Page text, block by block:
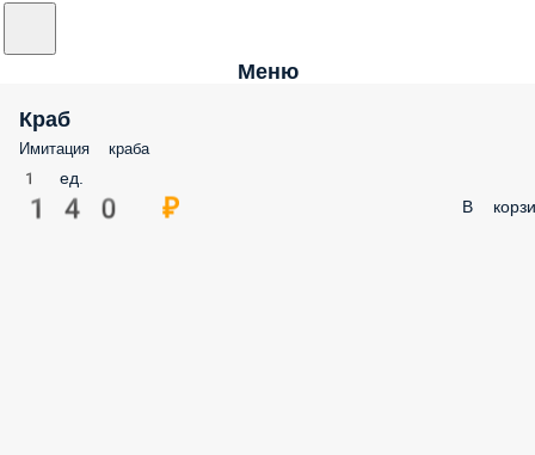
Меню
Краб
Имитация краба
1 ед.
140 ₽ В